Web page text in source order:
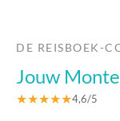
DE REISBOEK-
Jouw
★★★★★4,6/5